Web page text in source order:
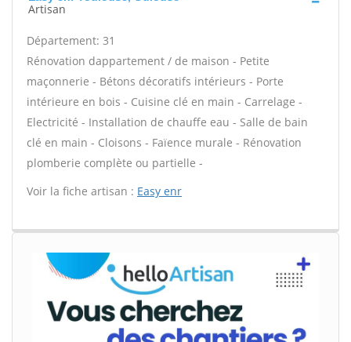
Artisan
Département: 31
Rénovation dappartement / de maison - Petite
maçonnerie - Bétons décoratifs intérieurs - Porte
intérieure en bois - Cuisine clé en main - Carrelage -
Electricité - Installation de chauffe eau - Salle de bain
clé en main - Cloisons - Faïence murale - Rénovation
plomberie complète ou partielle -
Voir la fiche artisan : Easy enr